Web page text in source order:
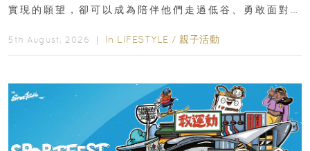
實現的願望，卻可以成為陪伴他們走過低谷、勇敢面對
5th August, 2026 ｜ In LIFESTYLE / 親子活動